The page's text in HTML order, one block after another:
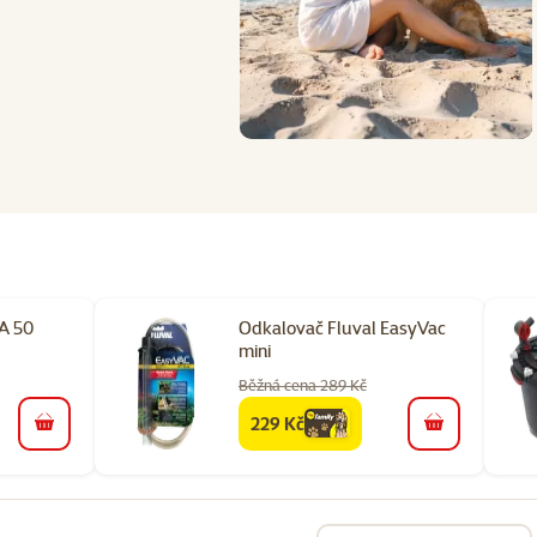
50
do košíku
Odkalovač Fluval EasyVac
mini
Běžná cena 289 Kč
familycena
229 Kč do košíku